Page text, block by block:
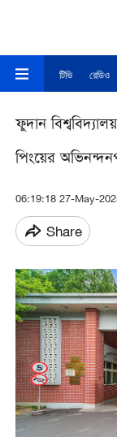
টিভি রেডিও
ফুদান
পিংয়ের
06:19:18 27-May-
Share